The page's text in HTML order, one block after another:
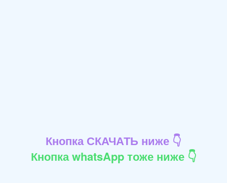
Кнопка СКАЧАТЬ ниже 👇
Кнопка whatsApp тоже ниже 👇